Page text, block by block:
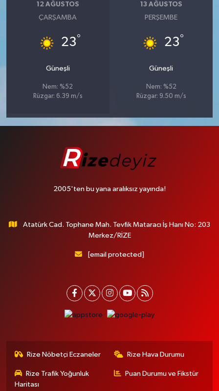
12 AĞUSTOS
ÇARŞAMBA
23°
Güneşli
Nem: %52
Rüzgar: 6.39 m/s
13 AĞUSTOS
PERŞEMBE
23°
Güneşli
Nem: %52
Rüzgar: 9.50 m/s
2005'ten bu yana aralıksız yayında!
Atatürk Cad. Tophane Mah. Tevfik Mataracı İş Hanı No: 203
Merkez/RİZE
[email protected]
Rize Nöbetçi Eczaneler Rize Hava Durumu
Rize Trafik Yoğunluk
Haritası
Puan Durumu ve Fikstür